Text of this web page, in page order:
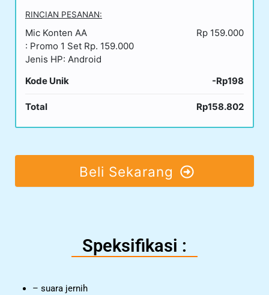
RINCIAN PESANAN:
Mic Konten AA
: Promo 1 Set Rp. 159.000
Jenis HP: Android
Rp 159.000
Kode Unik -Rp198
Total Rp158.802
Beli Sekarang
Speksifikasi :
– suara jernih